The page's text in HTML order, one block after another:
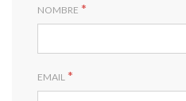
NOMBRE *
EMAIL *